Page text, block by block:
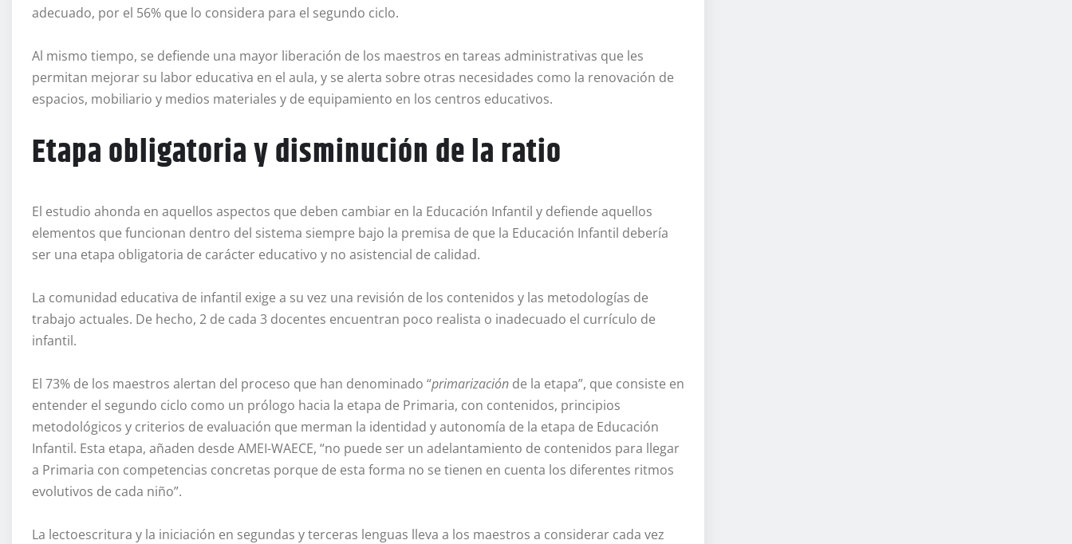
adecuado, por el 56% que lo considera para el segundo ciclo.
Al mismo tiempo, se defiende una mayor liberación de los maestros en tareas administrativas que les
permitan mejorar su labor educativa en el aula, y se alerta sobre otras necesidades como la renovación de
espacios, mobiliario y medios materiales y de equipamiento en los centros educativos.
Etapa obligatoria y disminución de la ratio
El estudio ahonda en aquellos aspectos que deben cambiar en la Educación Infantil y defiende aquellos
elementos que funcionan dentro del sistema siempre bajo la premisa de que la Educación Infantil debería
ser una etapa obligatoria de carácter educativo y no asistencial de calidad.
La comunidad educativa de infantil exige a su vez una revisión de los contenidos y las metodologías de
trabajo actuales. De hecho, 2 de cada 3 docentes encuentran poco realista o inadecuado el currículo de
infantil.
El 73% de los maestros alertan del proceso que han denominado “primarización de la etapa”, que consiste en
entender el segundo ciclo como un prólogo hacia la etapa de Primaria, con contenidos, principios
metodológicos y criterios de evaluación que merman la identidad y autonomía de la etapa de Educación
Infantil. Esta etapa, añaden desde AMEI-WAECE, “no puede ser un adelantamiento de contenidos para llegar
a Primaria con competencias concretas porque de esta forma no se tienen en cuenta los diferentes ritmos
evolutivos de cada niño”.
La lectoescritura y la iniciación en segundas y terceras lenguas lleva a los maestros a considerar cada vez